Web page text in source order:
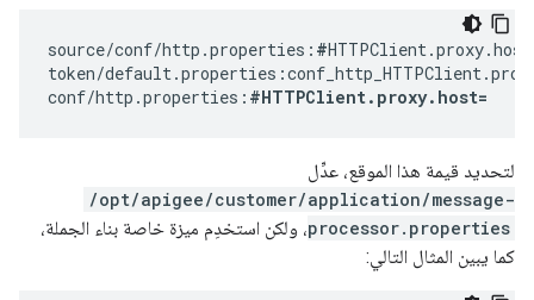
source/conf/http.properties: #
token/
conf/http.properties: #HTTPClient.proxy.host=
لتحديد قيمة هذا الموقع، عدِّل
/opt/apigee/customer/application/message-
processor.properties، ولكن استخدِم ميزة خاصة بناء الجملة،
كما يبين المثال التالي: